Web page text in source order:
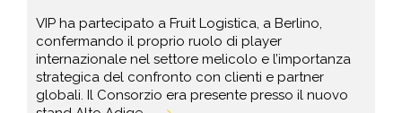
VIP ha partecipato a Fruit Logistica, a Berlino,
confermando il proprio ruolo di player
internazionale nel settore melicolo e l’importanza
strategica del confronto con clienti e partner
globali. Il Consorzio era presente presso il nuovo